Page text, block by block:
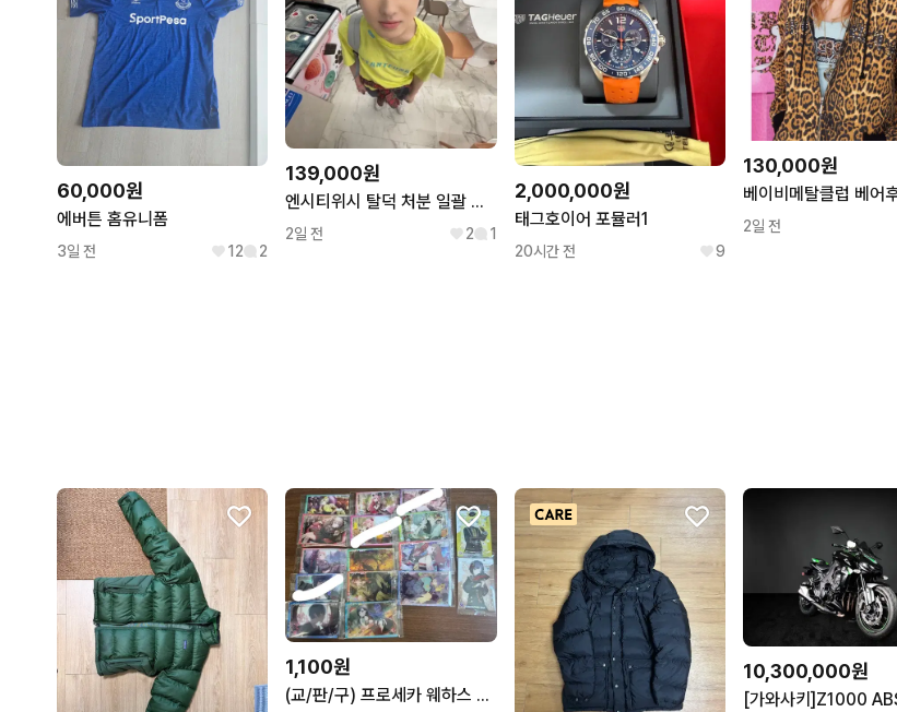
60,000원
에버튼 홈유니폼
3일 전 12 2
139,000원
엔시티위시 탈덕 처분 일괄 판매 사쿠야
2일 전 2 1
2,000,000원
태그호이어 포뮬러1
20시간 전 9
130,000원
2일 전
1,100원
(교/판/구) 프로세카 웨하스 12탄
10,300,000원